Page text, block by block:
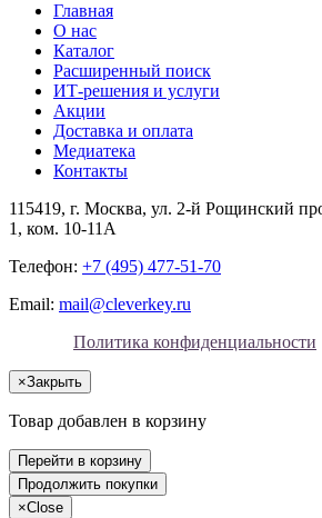
Главная
О нас
Каталог
Расширенный поиск
ИТ-решения и услуги
Акции
Доставка и оплата
Медиатека
Контакты
115419, г. Москва, ул. 2-й Рощинский
1, ком. 10-11А
Телефон: +7 (495) 477-51-70
Email: mail@cleverkey.ru
Политика конфиденциальности
×Закрыть
Товар добавлен в корзину
Перейти в корзину
Продолжить покупки
×Close